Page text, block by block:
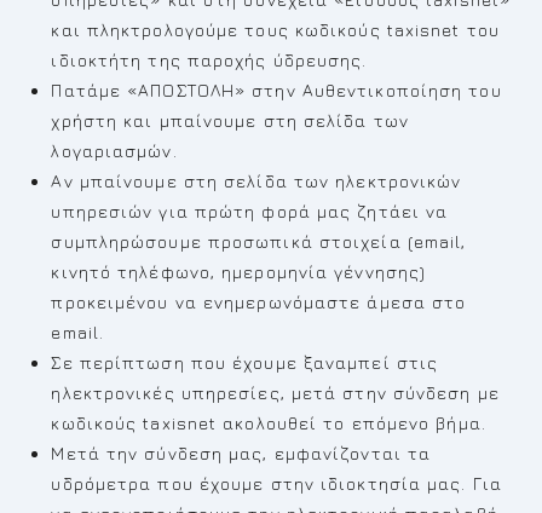
και πληκτρολογούμε τους κωδικούς taxisnet του
ιδιοκτήτη της παροχής ύδρευσης.
Πατάμε «ΑΠΟΣΤΟΛΗ» στην Αυθεντικοποίηση του
χρήστη και μπαίνουμε στη σελίδα των
λογαριασμών.
Αν μπαίνουμε στη σελίδα των ηλεκτρονικών
υπηρεσιών για πρώτη φορά μας ζητάει να
συμπληρώσουμε προσωπικά στοιχεία (email,
κινητό τηλέφωνο, ημερομηνία γέννησης)
προκειμένου να ενημερωνόμαστε άμεσα στο
email.
Σε περίπτωση που έχουμε ξαναμπεί στις
ηλεκτρονικές υπηρεσίες, μετά στην σύνδεση με
κωδικούς taxisnet ακολουθεί το επόμενο βήμα.
Μετά την σύνδεση μας, εμφανίζονται τα
υδρόμετρα που έχουμε στην ιδιοκτησία μας. Για